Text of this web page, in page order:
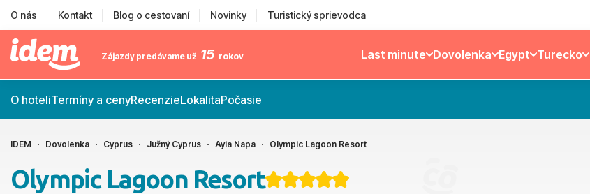
O nás Kontakt Blog o cestovaní Novinky Turistický sprievodca
Zájazdy predávame už 15 rokov Last minute Dovolenka Egypt Turecko
O hoteliTermíny a cenyRecenzieLokalitaPočasie
IDEM Dovolenka Cyprus Južný Cyprus Ayia Napa Olympic Lagoon Resort
Olympic Lagoon Resort